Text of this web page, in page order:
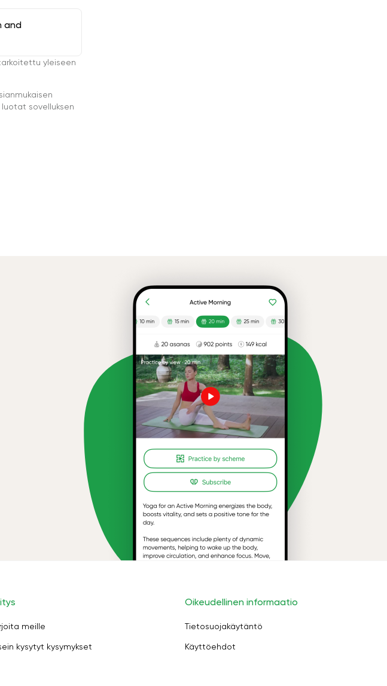
and
yleiseen
sovelluksen
meille
kysytyt kysymykset
Oikeudellinen informaatio
Tietosuojakäytäntö
Käyttöehdot